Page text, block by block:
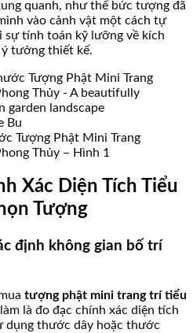
quanh, như thể bức tượng đã
vào cảnh vật một cách tự
sự tính toán kỹ lưỡng về kích
tưởng thiết kế.
Tượng Phật Mini Trang
Thủy – Hình 1
Xác Diện Tích Tiểu
Tượng
định không gian bố trí
tượng phật mini trang trí tiểu
là đo đạc chính xác diện tích
dụng thước dây hoặc thước